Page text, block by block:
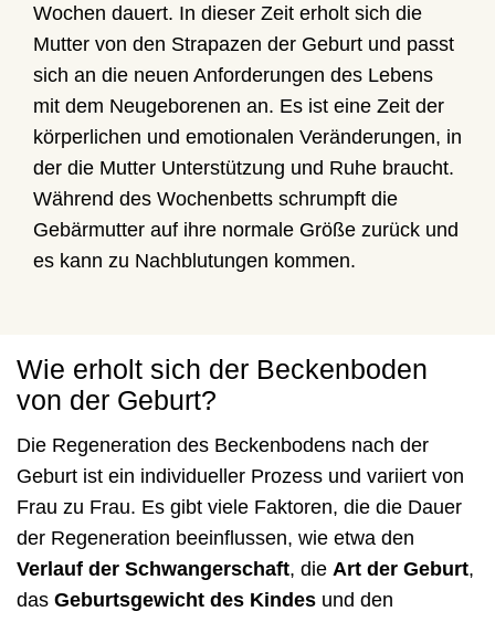
Wochen dauert. In dieser Zeit erholt sich die
Mutter von den Strapazen der Geburt und passt
sich an die neuen Anforderungen des Lebens
mit dem Neugeborenen an. Es ist eine Zeit der
körperlichen und emotionalen Veränderungen, in
der die Mutter Unterstützung und Ruhe braucht.
Während des Wochenbetts schrumpft die
Gebärmutter auf ihre normale Größe zurück und
es kann zu Nachblutungen kommen.
Wie erholt sich der Beckenboden
von der Geburt?
Die Regeneration des Beckenbodens nach der
Geburt ist ein individueller Prozess und variiert von
Frau zu Frau. Es gibt viele Faktoren, die die Dauer
der Regeneration beeinflussen, wie etwa den
Verlauf der Schwangerschaft, die Art der Geburt,
das Geburtsgewicht des Kindes und den